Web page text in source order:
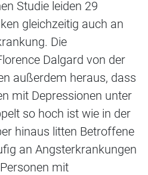
Studie leiden 29
gleichzeitig auch an
Die
Dalgard von der
außerdem heraus, dass
mit Depressionen unter
so hoch ist wie in der
hinaus litten Betroffene
an Angsterkrankungen
mit